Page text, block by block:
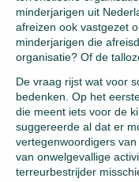
minderjarigen uit
afreizen ook vastgezet
minderjarigen die
organisatie? Of de
De vraag rijst wat voor
bedenken. Op het
die meent iets voor de
suggereerde al dat er
vertegenwoordigers
van onwelgevallige
terreurbestrijder